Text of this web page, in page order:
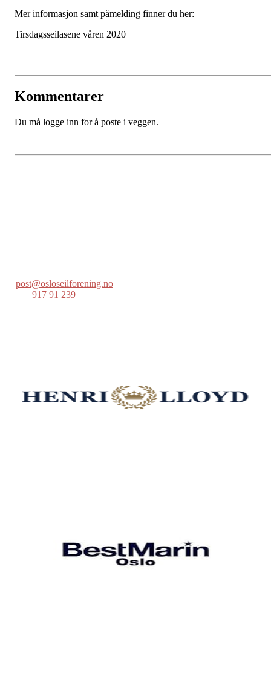
Mer informasjon samt påmelding finner du her:
Tirsdagsseilasene våren 2020
Kommentarer
Du må logge inn for å poste i veggen.
post@osloseilforening.no
917 91 239